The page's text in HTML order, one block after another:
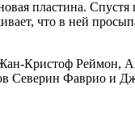
пластина. Спустя
что в ней
Кристоф Реймон,
Северин Фаврио и